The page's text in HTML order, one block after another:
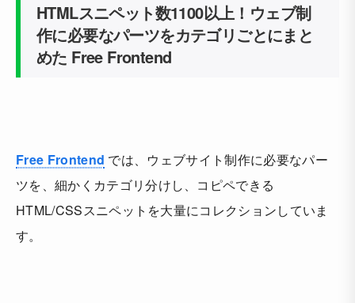
HTMLスニペット数1100以上！ウェブ制
作に必要なパーツをカテゴリごとにまと
めた Free Frontend
Free Frontend では、ウェブサイト制作に必要なパー
ツを、細かくカテゴリ分けし、コピペできる
HTML/CSSスニペットを大量にコレクションしていま
す。